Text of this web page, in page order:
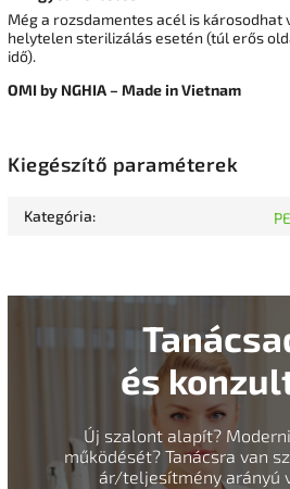
Még a rozsdamentes acél is károsodhat
helytelen sterilizálás esetén (túl erős
idő).
OMI by NGHIA – Made in Vietnam
Kiegészítő paraméterek
Kategória:
és
Új szalont alapít?
működését? Tanácsra van
ár/teljesítmény arányú